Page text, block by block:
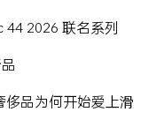
44 2026 联名系列
侈品为何开始爱上滑